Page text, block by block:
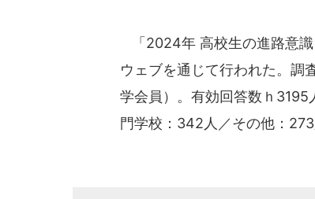
「2024年 高校生の進路意
ウェブを通じて行われた。調
学会員）。有効回答数ｈ
門学校：342人／その他：273